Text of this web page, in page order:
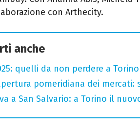
con Arthecity.
anche
quelli da non perdere a
pomeridiana dei mercati:
a San Salvario: a Torino il